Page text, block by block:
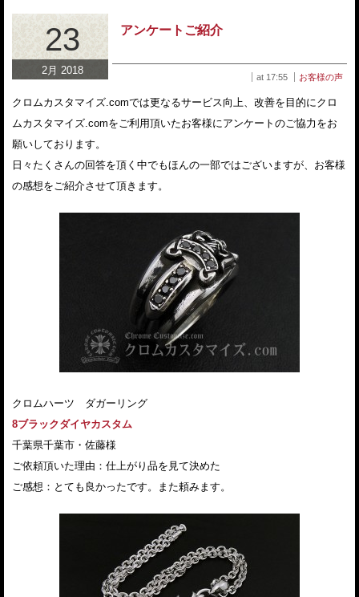
23
2月 2018
アンケートご紹介
at 17:55 お客様の声
クロムカスタマイズ.comでは更なるサービス向上、改善を目的にクロ
ムカスタマイズ.comをご利用頂いたお客様にアンケートのご協力をお
願いしております。
日々たくさんの回答を頂く中でもほんの一部ではございますが、お客様
の感想をご紹介させて頂きます。
クロムハーツ ダガーリング
8ブラックダイヤカスタム
千葉県千葉市・佐藤様
ご依頼頂いた理由：仕上がり品を見て決めた
ご感想：とても良かったです。また頼みます。